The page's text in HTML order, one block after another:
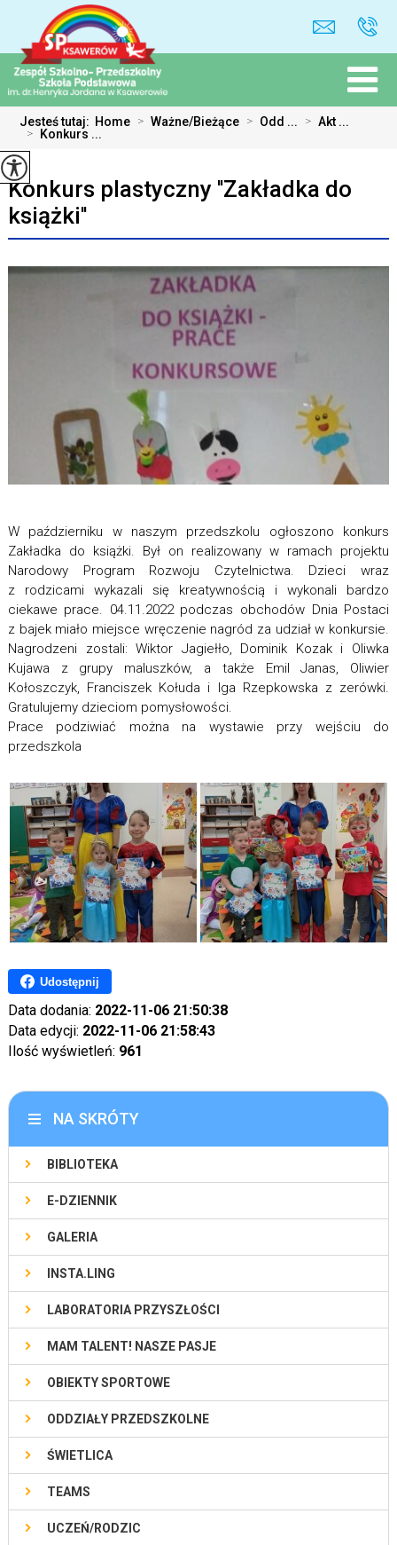
Jesteś tutaj: Home > Ważne/Bieżące > Odd ... > Akt ...
> Konkurs ...
Konkurs plastyczny ''Zakładka do
książki''
W październiku w naszym przedszkolu ogłoszono konkurs
Zakładka do książki. Był on realizowany w ramach projektu
Narodowy Program Rozwoju Czytelnictwa. Dzieci wraz
z rodzicami wykazali się kreatywnością i wykonali bardzo
ciekawe prace. 04.11.2022 podczas obchodów Dnia Postaci
z bajek miało miejsce wręczenie nagród za udział w konkursie.
Nagrodzeni zostali: Wiktor Jagiełło, Dominik Kozak i Oliwka
Kujawa z grupy maluszków, a także Emil Janas, Oliwier
Kołoszczyk, Franciszek Kołuda i Iga Rzepkowska z zerówki.
Gratulujemy dzieciom pomysłowości.
Prace podziwiać można na wystawie przy wejściu do
przedszkola
Udostępnij
Data dodania: 2022-11-06 21:50:38
Data edycji: 2022-11-06 21:58:43
Ilość wyświetleń: 961
NA SKRÓTY
BIBLIOTEKA
E-DZIENNIK
GALERIA
INSTA.LING
LABORATORIA PRZYSZŁOŚCI
MAM TALENT! NASZE PASJE
OBIEKTY SPORTOWE
ODDZIAŁY PRZEDSZKOLNE
ŚWIETLICA
TEAMS
UCZEŃ/RODZIC